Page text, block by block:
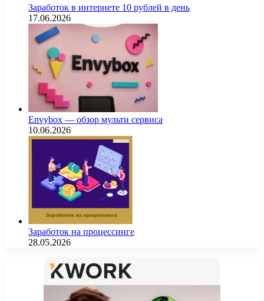
Заработок в интернете 10 рублей в день
17.06.2026
Envybox — обзор мульти сервиса
10.06.2026
Заработок на процессинге
28.05.2026